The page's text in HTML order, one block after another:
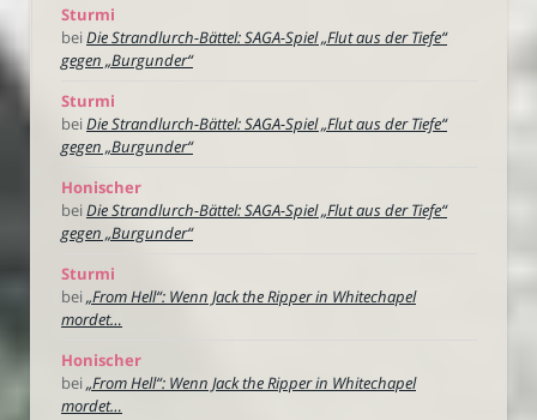
Sturmi
beiDie Strandlurch-Bättel: SAGA-Spiel „Flut aus der Tiefe“
gegen „Burgunder“
Sturmi
beiDie Strandlurch-Bättel: SAGA-Spiel „Flut aus der Tiefe“
gegen „Burgunder“
Honischer
bei Die Strandlurch-Bättel: SAGA-Spiel „Flut aus der Tiefe“
gegen „Burgunder“
Sturmi
bei „From Hell“: Wenn Jack the Ripper in Whitechapel
mordet…
Honischer
bei „From Hell“: Wenn Jack the Ripper in Whitechapel
mordet…